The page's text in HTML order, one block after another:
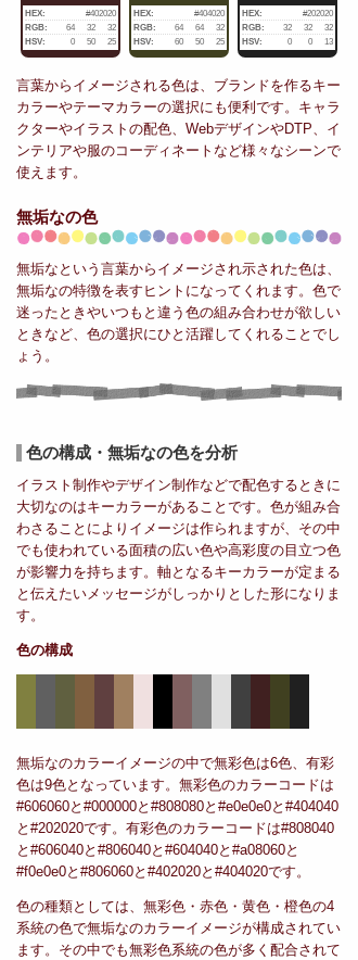
HEX:
#402020
RGB:
64 32
32
HSV:
0 50 25
HEX:
#404020
RGB:
64 64
32
HSV:
60 50 25
HEX:
#202020
RGB:
32 32
32
HSV:
0 0 13
言葉からイメージされる色は、ブランドを作るキー
カラーやテーマカラーの選択にも便利です。キャラ
クターやイラストの配色、WebデザインやDTP、イ
ンテリアや服のコーディネートなど様々なシーンで
使えます。
無垢なの色
無垢なという言葉からイメージされ示された色は、
無垢なの特徴を表すヒントになってくれます。色で
迷ったときやいつもと違う色の組み合わせが欲しい
ときなど、色の選択にひと活躍してくれることでし
ょう。
色の構成・無垢なの色を分析
イラスト制作やデザイン制作などで配色するときに
大切なのはキーカラーがあることです。色が組み合
わさることによりイメージは作られますが、その中
でも使われている面積の広い色や高彩度の目立つ色
が影響力を持ちます。軸となるキーカラーが定まる
と伝えたいメッセージがしっかりとした形になりま
す。
色の構成
無垢なのカラーイメージの中で無彩色は6色、有彩
色は9色となっています。無彩色のカラーコードは
#606060と#000000と#808080と#e0e0e0と#404040
と#202020です。有彩色のカラーコードは#808040
と#606040と#806040と#604040と#a08060と
#f0e0e0と#806060と#402020と#404020です。
色の種類としては、無彩色・赤色・黄色・橙色の4
系統の色で無垢なのカラーイメージが構成されてい
ます。その中でも無彩色系統の色が多く配合されて